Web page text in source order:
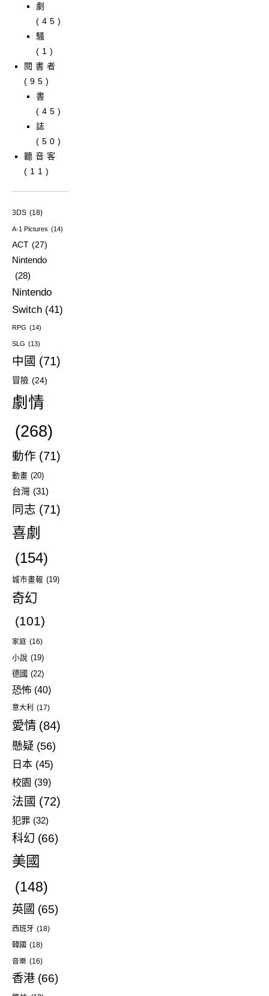
劇
(45)
騷
(1)
閱書者
(95)
書
(45)
誌
(50)
聽音客
(11)
3DS (18)
A-1 Pictures (14)
ACT (27)
Nintendo
(28)
Nintendo
Switch (41)
RPG (14)
SLG (13)
中國 (71)
冒險 (24)
劇情
(268)
動作 (71)
動畫 (20)
台灣 (31)
同志 (71)
喜劇
(154)
城市畫報 (19)
奇幻
(101)
家庭 (16)
小說 (19)
德國 (22)
恐怖 (40)
意大利 (17)
愛情 (84)
懸疑 (56)
日本 (45)
校園 (39)
法國 (72)
犯罪 (32)
科幻 (66)
美國
(148)
英國 (65)
西班牙 (18)
韓國 (18)
音樂 (16)
香港 (66)